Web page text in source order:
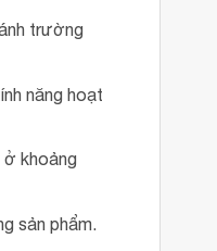
trường
năng hoạt
ở khoảng
sản phẩm.